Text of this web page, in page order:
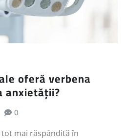
oferă verbena
anxietății?
0
mai răspândită în